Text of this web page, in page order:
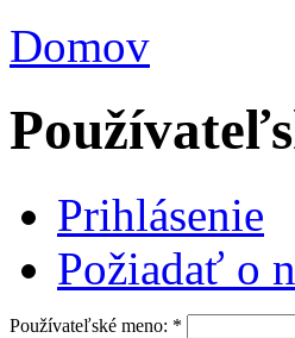
Domov
Prihlásenie
Požiadať o
Používateľské meno: *